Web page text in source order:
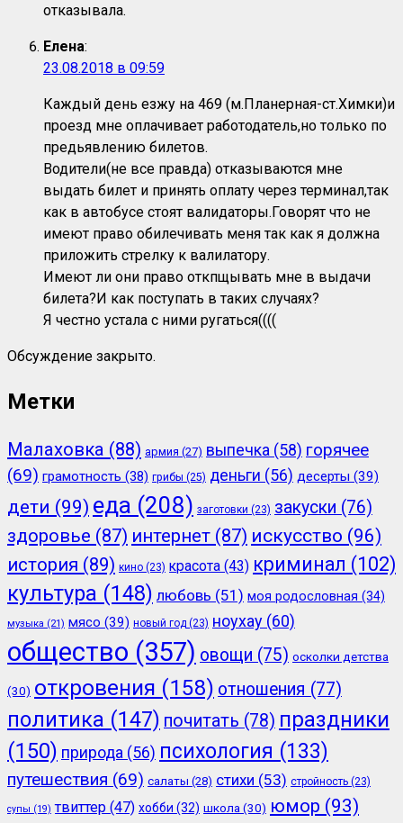
отказывала.
Елена:
23.08.2018 в 09:59
Каждый день езжу на 469 (м.Планерная-ст.Химки)и
проезд мне оплачивает работодатель,но только по
предьявлению билетов.
Водители(не все правда) отказываются мне
выдать билет и принять оплату через терминал,так
как в автобусе стоят валидаторы.Говорят что не
имеют право обилечивать меня так как я должна
приложить стрелку к валилатору.
Имеют ли они право откпщывать мне в выдачи
билета?И как поступать в таких случаях?
Я честно устала с ними ругаться((((
Обсуждение закрыто.
Метки
Малаховка (88) армия (27) выпечка (58) горячее
(69) грамотность (38) грибы (25) деньги (56) десерты (39)
дети (99) еда (208) заготовки (23) закуски (76)
здоровье (87) интернет (87) искусство (96)
история (89) кино (23) красота (43) криминал (102)
культура (148) любовь (51) моя родословная (34)
музыка (21) мясо (39) новый год (23) ноухау (60)
общество (357) овощи (75) осколки детства
(30) откровения (158) отношения (77)
политика (147) почитать (78) праздники
(150) природа (56) психология (133)
путешествия (69) салаты (28) стихи (53) стройность (23)
супы (19) твиттер (47) хобби (32) школа (30) юмор (93)